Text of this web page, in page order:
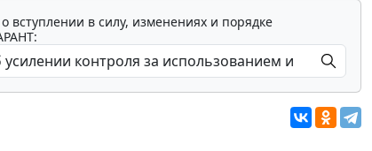
вступлении в силу, изменениях и порядке